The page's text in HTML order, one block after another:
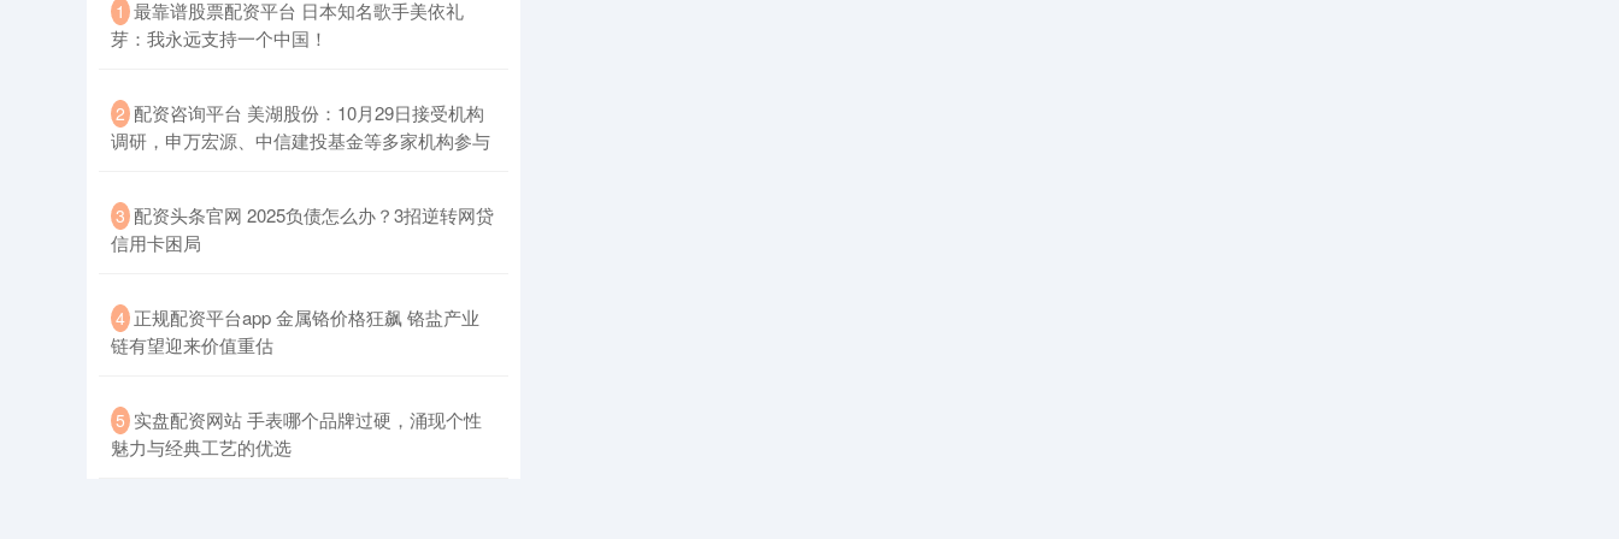
创业板指 3515.56 -19.58 -0.55%
1 ​最靠谱股票配资平台 日本知名歌手美依礼
芽：我永远支持一个中国！
2 ​配资咨询平台 美湖股份：10月29日接受机构
调研，申万宏源、中信建投基金等多家机构参与
3 ​配资头条官网 2025负债怎么办？3招逆转网贷
信用卡困局
4 ​正规配资平台app 金属铬价格狂飙 铬盐产业
链有望迎来价值重估
5 ​实盘配资网站 手表哪个品牌过硬，涌现个性
魅力与经典工艺的优选